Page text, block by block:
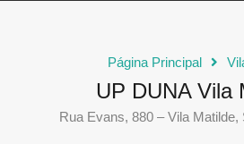
Página Principal
UP DUNA Vila
Rua Evans, 880 – Vila Matilde,